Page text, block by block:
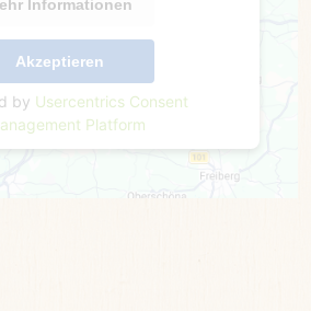
Informationen
Akzeptieren
by Usercentrics Consent
Platform